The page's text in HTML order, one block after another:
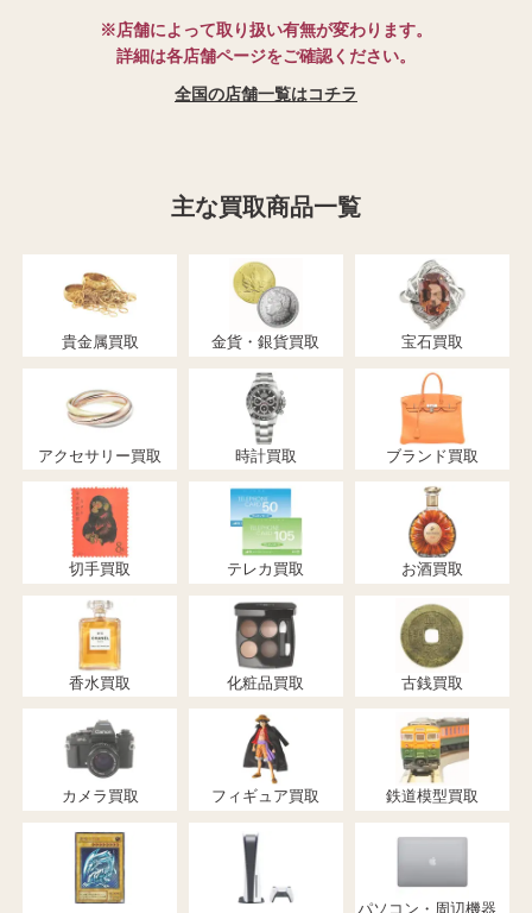
※店舗によって取り扱い有無が変わります。
詳細は各店舗ページをご確認ください。
全国の店舗一覧はコチラ
主な買取商品一覧
貴金属買取 金貨・銀貨買取 宝石買取
アクセサリー買取 時計買取 ブランド買取
切手買取 テレカ買取 お酒買取
香水買取 化粧品買取 古銭買取
カメラ買取 フィギュア買取 鉄道模型買取
パソコン・周辺機器